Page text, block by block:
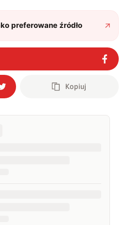
preferowane źródło
Kopiuj